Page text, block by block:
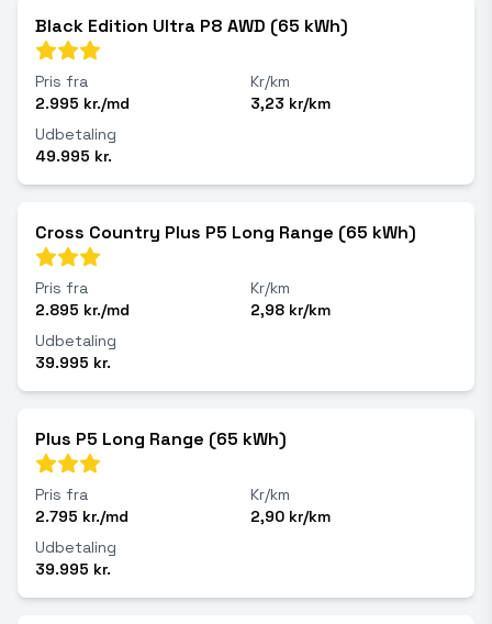
Black Edition Ultra P8 AWD (65 kWh)
Pris fra
2.995 kr./md
Kr/km
3,23 kr/km
Udbetaling
49.995 kr.
Cross Country Plus P5 Long Range (65 kWh)
Pris fra
2.895 kr./md
Kr/km
2,98 kr/km
Udbetaling
39.995 kr.
Plus P5 Long Range (65 kWh)
Pris fra
2.795 kr./md
Kr/km
2,90 kr/km
Udbetaling
39.995 kr.